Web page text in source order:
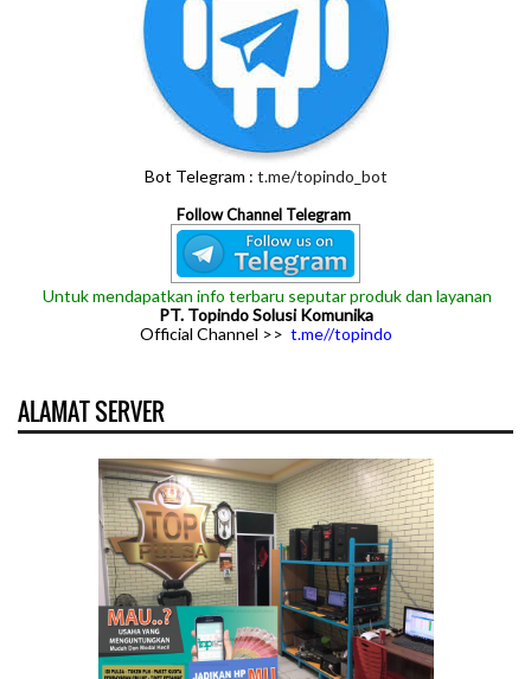
Bot Telegram : t.me/topindo_bot
Follow Channel Telegram
Untuk mendapatkan info terbaru seputar produk dan layanan
PT. Topindo Solusi Komunika
Official Channel >> t.me//topindo
ALAMAT SERVER